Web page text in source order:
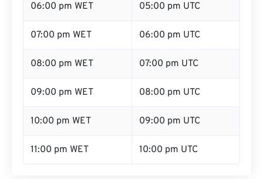
06:00 pm WET 05:00 pm UTC
07:00 pm WET 06:00 pm UTC
08:00 pm WET 07:00 pm UTC
09:00 pm WET 08:00 pm UTC
10:00 pm WET 09:00 pm UTC
11:00 pm WET 10:00 pm UTC